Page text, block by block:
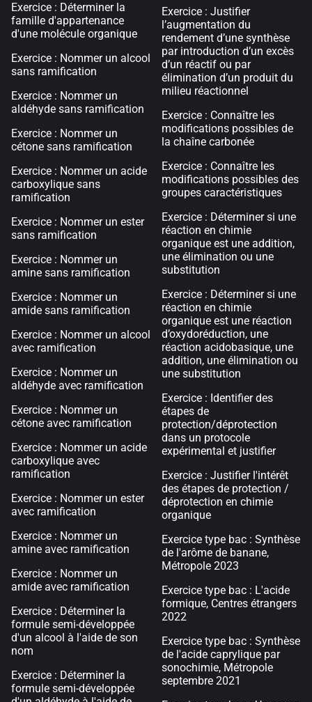
Exercice : Déterminer la
famille d'appartenance
d'une molécule organique
Exercice : Nommer un alcool
sans ramification
Exercice : Nommer un
aldéhyde sans ramification
Exercice : Nommer un
cétone sans ramification
Exercice : Nommer un acide
carboxylique sans
ramification
Exercice : Nommer un ester
sans ramification
Exercice : Nommer un
amine sans ramification
Exercice : Nommer un
amide sans ramification
Exercice : Nommer un alcool
avec ramification
Exercice : Nommer un
aldéhyde avec ramification
Exercice : Nommer un
cétone avec ramification
Exercice : Nommer un acide
carboxylique avec
ramification
Exercice : Nommer un ester
avec ramification
Exercice : Nommer un
amine avec ramification
Exercice : Nommer un
amide avec ramification
Exercice : Déterminer la
formule semi-développée
d'un alcool à l'aide de son
nom
Exercice : Déterminer la
formule semi-développée
Exercice : Justifier
l’augmentation du
rendement d’une synthèse
par introduction d’un excès
d’un réactif ou par
élimination d’un produit du
milieu réactionnel
Exercice : Connaître les
modifications possibles de
la chaîne carbonée
Exercice : Connaître les
modifications possibles des
groupes caractéristiques
Exercice : Déterminer si une
réaction en chimie
organique est une addition,
une élimination ou une
substitution
Exercice : Déterminer si une
réaction en chimie
organique est une réaction
d’oxydoréduction, une
réaction acidobasique, une
addition, une élimination ou
une substitution
Exercice : Identifier des
étapes de
protection/déprotection
dans un protocole
expérimental et justifier
Exercice : Justifier l'intérêt
des étapes de protection /
déprotection en chimie
organique
Exercice type bac : Synthèse
de l'arôme de banane,
Métropole 2023
Exercice type bac : L'acide
formique, Centres étrangers
2022
Exercice type bac : Synthèse
de l'acide caprylique par
sonochimie, Métropole
septembre 2021